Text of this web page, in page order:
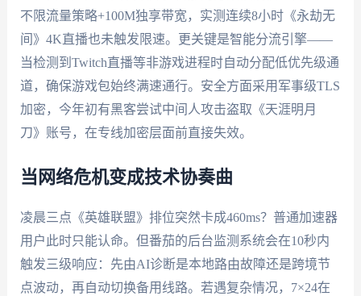
不限流量策略+100M独享带宽，实测连续8小时《永劫无
间》4K直播也未触发限速。更关键是智能分流引擎——
当检测到Twitch直播等非游戏进程时自动分配低优先级通
道，确保游戏包始终满速通行。安全方面采用军事级TLS
加密，今年初有黑客尝试中间人攻击盗取《天涯明月
刀》账号，在专线加密层面前直接失效。
当网络危机变成技术协奏曲
凌晨三点《英雄联盟》排位突然卡成460ms？普通加速器
用户此时只能认命。但番茄的后台监测系统会在10秒内
触发三级响应：先由AI诊断是本地路由故障还是跨境节
点波动，再自动切换备用线路。若遇复杂情况，7×24在